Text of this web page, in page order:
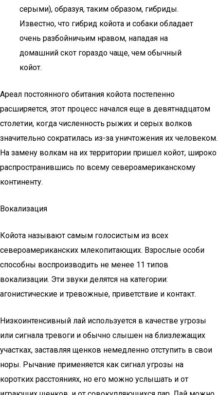
серыми), образуя, таким образом, гибриды.
Известно, что гибрид койота и собаки обладает
очень разбойничьим нравом, нападая на
домашний скот гораздо чаще, чем обычный
койот.
Ареал постоянного обитания койота постепенно
расширяется, этот процесс начался еще в девятнадцатом
столетии, когда численность рыжих и серых волков
значительно сократилась из-за уничтожения их человеком.
На замену волкам на их территории пришел койот, широко
распространившись по всему североамериканскому
континенту.
Вокализация
Койота называют самым голосистым из всех
североамериканских млекопитающих. Взрослые особи
способны воспроизводить не менее 11 типов
вокализации. Эти звуки делятся на категории:
агонистические и тревожные, приветствие и контакт.
Низкоинтенсивный лай используется в качестве угрозы
или сигнала тревоги и обычно слышен на близлежащих
участках, заставляя щенков немедленно отступить в свои
норы. Рычание применяется как сигнал угрозы на
коротких расстояниях, но его можно услышать и от